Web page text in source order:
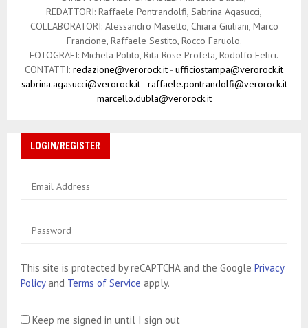
o
l
REDATTORI: Raffaele Pontrandolfi, Sabrina Agasucci,
COLLABORATORI: Alessandro Masetto, Chiara Giuliani, Marco
Francione, Raffaele Sestito, Rocco Faruolo.
FOTOGRAFI: Michela Polito, Rita Rose Profeta, Rodolfo Felici.
CONTATTI: redazione@verorock.it - ufficiostampa@verorock.it
sabrina.agasucci@verorock.it- raffaele.pontrandolfi@verorock.it
marcello.dubla@verorock.it
LOGIN/REGISTER
This site is protected by reCAPTCHA and the Google Privacy
Policyand Terms of Service apply.
Keep me signed in until I sign out